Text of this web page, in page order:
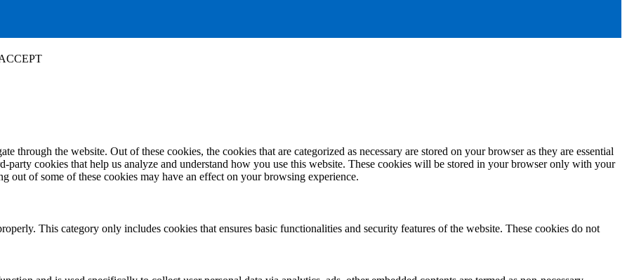
through the website. Out of these cookies, the cookies that are categorized as necessary are stored on your browser as they are essential
cookies that help us analyze and understand how you use this website. These cookies will be stored in your browser only with your
out of some of these cookies may have an effect on your browsing experience.
This category only includes cookies that ensures basic functionalities and security features of the website. These cookies do not